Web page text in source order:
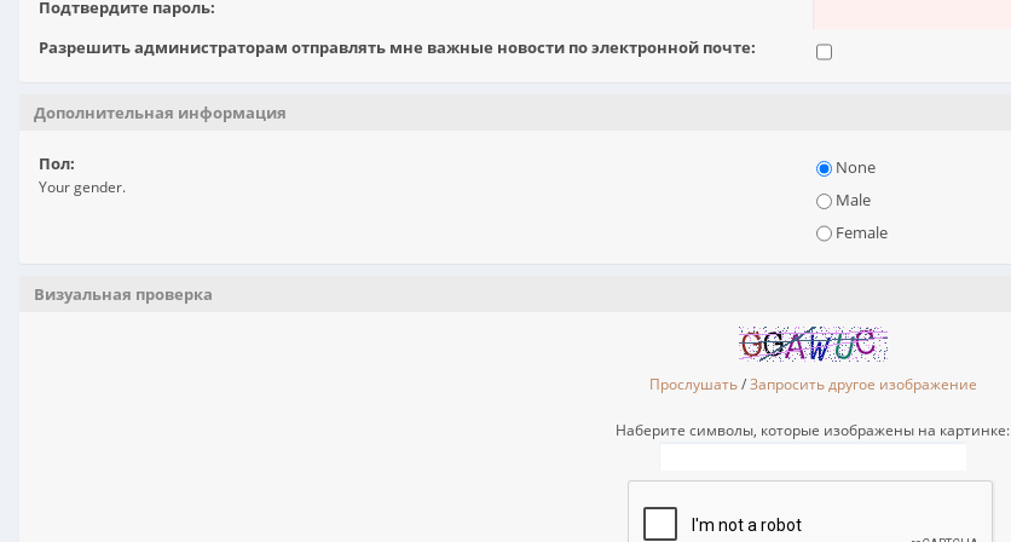
Подтвердите пароль:
Разрешить администраторам отправлять мне важные новости по электронной почте:
Дополнительная информация
Пол:
Your gender.
None
Male
Female
Визуальная проверка
Прослушать/Запросить другое изображение
Наберите символы, которые изображены на картинке: